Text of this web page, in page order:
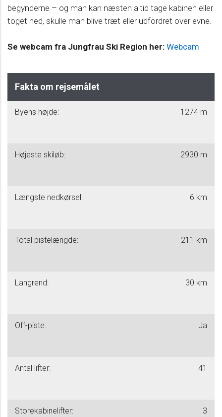
begynderne – og man kan næsten altid tage kabinen eller
toget ned, skulle man blive træt eller udfordret over evne.
Se webcam fra Jungfrau Ski Region her: Webcam
Fakta om rejsemålet
Byens højde: 1274 m
Højeste skiløb: 2930 m
Længste nedkørsel: 6 km
Total pistelængde: 211 km
Langrend: 30 km
Off-piste: Ja
Antal lifter: 41
Storekabinelifter: 3